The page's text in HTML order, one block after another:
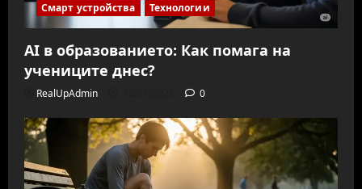
Смарт устройства Технологии
AI в образованието: Как помага на
учениците днес?
RealUpAdmin 0